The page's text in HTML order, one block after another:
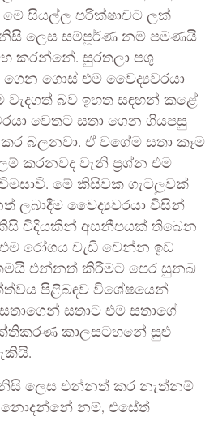
සියල්ල පරික්ෂාවට ලක්
ලෙස සම්පූර්ණ නම් පමණයි
කරන්නේ. සුරතලා පශු
ගොස් එම වෛද්‍යවරයා
වැදගත් බව ඉහත සඳහන් කළේ
වෙතට සතා ගෙන ගියපසු
බලනවා. ඒ වගේම සතා කෑම
කරනවද වැනි ප්‍රශ්න එම
මේ කිසිවක ගැටලුවක්
ලබාදීම වෛද්‍යවරයා විසින්
විදියකින් අසනීපයක් තිබෙන
රෝගය වැඩි වෙන්න ඉඩ
එන්නත් කිරීමට පෙර සුනඛ
පිළිබඳව විශේෂයෙන්
සතාට එම සතාගේ
කාලසටහනේ සුළු
නිසි ලෙස එන්නත් කර නැත්නම්
නොදන්නේ නම්, එසේත්